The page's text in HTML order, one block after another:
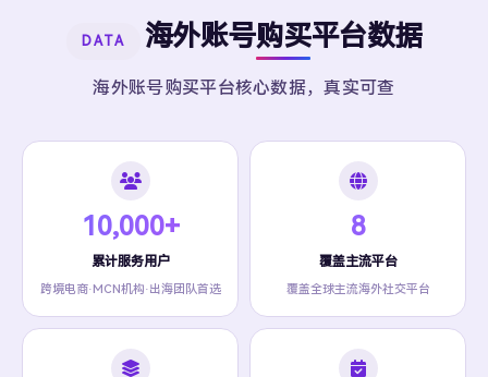
DATA 海外账号购买平台数据
海外账号购买平台核心数据，真实可查
10,000+
累计服务用户
跨境电商·MCN机构·出海团队首选
8
覆盖主流平台
覆盖全球主流海外社交平台